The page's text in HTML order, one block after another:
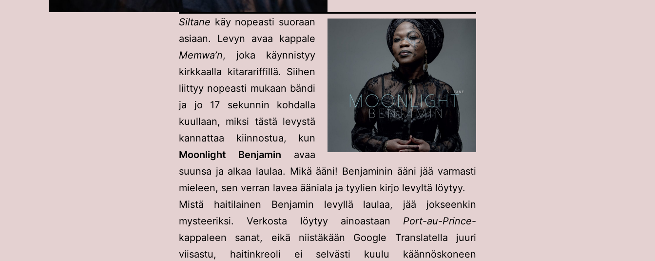
Siltane käy nopeasti suoraan
asiaan. Levyn avaa kappale
Memwa’n, joka käynnistyy
kirkkaalla kitarariffillä. Siihen
liittyy nopeasti mukaan bändi
ja jo 17 sekunnin kohdalla
kuullaan, miksi tästä levystä
kannattaa kiinnostua, kun
Moonlight Benjamin avaa
suunsa ja alkaa laulaa. Mikä ääni! Benjaminin ääni jää varmasti
mieleen, sen verran lavea ääniala ja tyylien kirjo levyltä löytyy.
Mistä haitilainen Benjamin levyllä laulaa, jää jokseenkin
mysteeriksi. Verkosta löytyy ainoastaan Port-au-Prince-
kappaleen sanat, eikä niistäkään Google Translatella juuri
viisastu, haitinkreoli ei selvästi kuulu käännöskoneen